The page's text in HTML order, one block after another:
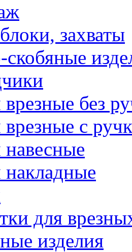
захваты
без
с
для
изделия